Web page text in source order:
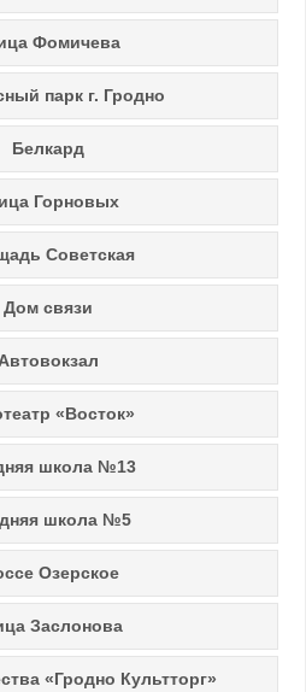
Фомичева
парк г. Гродно
Белкард
Горновых
Советская
Дом связи
Автовокзал
«Восток»
школа №13
школа №5
Озерское
Заслонова
«Гродно Культторг»